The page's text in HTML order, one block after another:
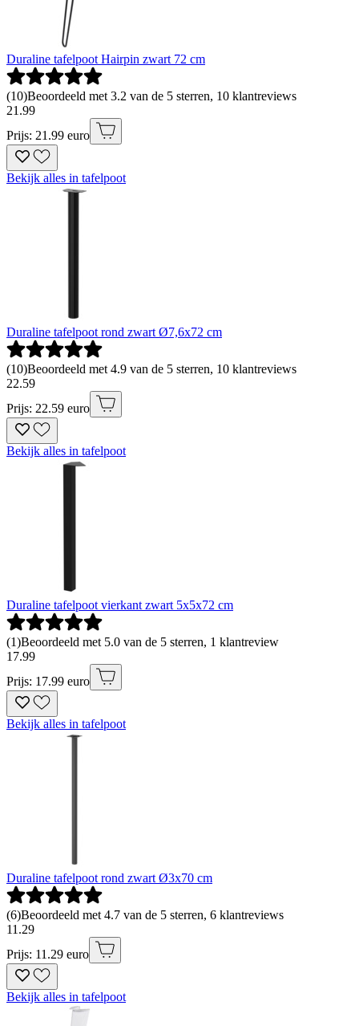
Duraline tafelpoot Hairpin zwart 72 cm
(10)Beoordeeld met 3.2 van de 5 sterren, 10 klantreviews
21 .99
Prijs: 21.99 euro
Bekijk alles in tafelpoot
Duraline tafelpoot rond zwart Ø7,6x72 cm
(10)Beoordeeld met 4.9 van de 5 sterren, 10 klantreviews
22.59
Prijs: 22.59 euro
Bekijk alles in tafelpoot
Duraline tafelpoot vierkant zwart 5x5x72 cm
(1)Beoordeeld met 5.0 van de 5 sterren, 1 klantreview
17.99
Prijs: 17.99 euro
Bekijk alles in tafelpoot
Duraline tafelpoot rond zwart Ø3x70 cm
(6)Beoordeeld met 4.7 van de 5 sterren, 6 klantreviews
11 .29
Prijs: 11.29 euro
Bekijk alles in tafelpoot